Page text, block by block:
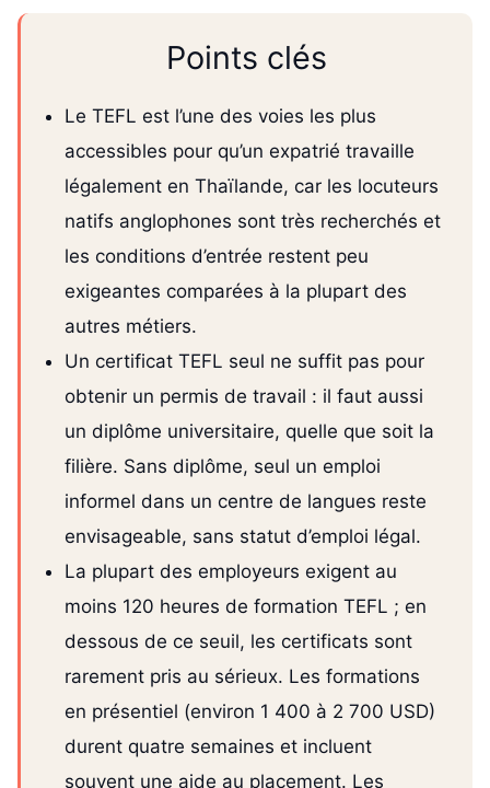
Points clés
Le TEFL est l’une des voies les plus
accessibles pour qu’un expatrié travaille
légalement en Thaïlande, car les locuteurs
natifs anglophones sont très recherchés et
les conditions d’entrée restent peu
exigeantes comparées à la plupart des
autres métiers.
Un certificat TEFL seul ne suffit pas pour
obtenir un permis de travail : il faut aussi
un diplôme universitaire, quelle que soit la
filière. Sans diplôme, seul un emploi
informel dans un centre de langues reste
envisageable, sans statut d’emploi légal.
La plupart des employeurs exigent au
moins 120 heures de formation TEFL ; en
dessous de ce seuil, les certificats sont
rarement pris au sérieux. Les formations
en présentiel (environ 1 400 à 2 700 USD)
durent quatre semaines et incluent
souvent une aide au placement. Les